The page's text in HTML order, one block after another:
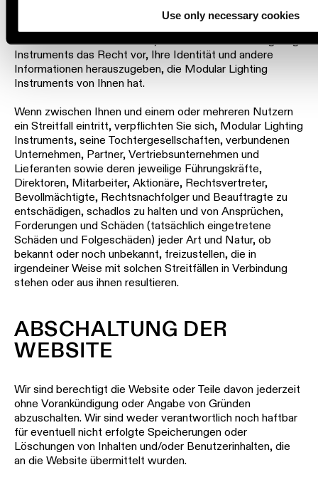
Use only necessary cookies
infolge eines von Ihnen veröffentlichten Benutzerinhalts
oder einer Nachricht zu einer Klage oder zu anderen
rechtlichen Schritten kommt, behält sich Modular Lighting
Instruments das Recht vor, Ihre Identität und andere
Informationen herauszugeben, die Modular Lighting
Instruments von Ihnen hat.
Wenn zwischen Ihnen und einem oder mehreren Nutzern
ein Streitfall eintritt, verpflichten Sie sich, Modular Lighting
Instruments, seine Tochtergesellschaften, verbundenen
Unternehmen, Partner, Vertriebsunternehmen und
Lieferanten sowie deren jeweilige Führungskräfte,
Direktoren, Mitarbeiter, Aktionäre, Rechtsvertreter,
Bevollmächtigte, Rechtsnachfolger und Beauftragte zu
entschädigen, schadlos zu halten und von Ansprüchen,
Forderungen und Schäden (tatsächlich eingetretene
Schäden und Folgeschäden) jeder Art und Natur, ob
bekannt oder noch unbekannt, freizustellen, die in
irgendeiner Weise mit solchen Streitfällen in Verbindung
stehen oder aus ihnen resultieren.
ABSCHALTUNG DER
WEBSITE
Wir sind berechtigt die Website oder Teile davon jederzeit
ohne Vorankündigung oder Angabe von Gründen
abzuschalten. Wir sind weder verantwortlich noch haftbar
für eventuell nicht erfolgte Speicherungen oder
Löschungen von Inhalten und/oder Benutzerinhalten, die
an die Website übermittelt wurden.